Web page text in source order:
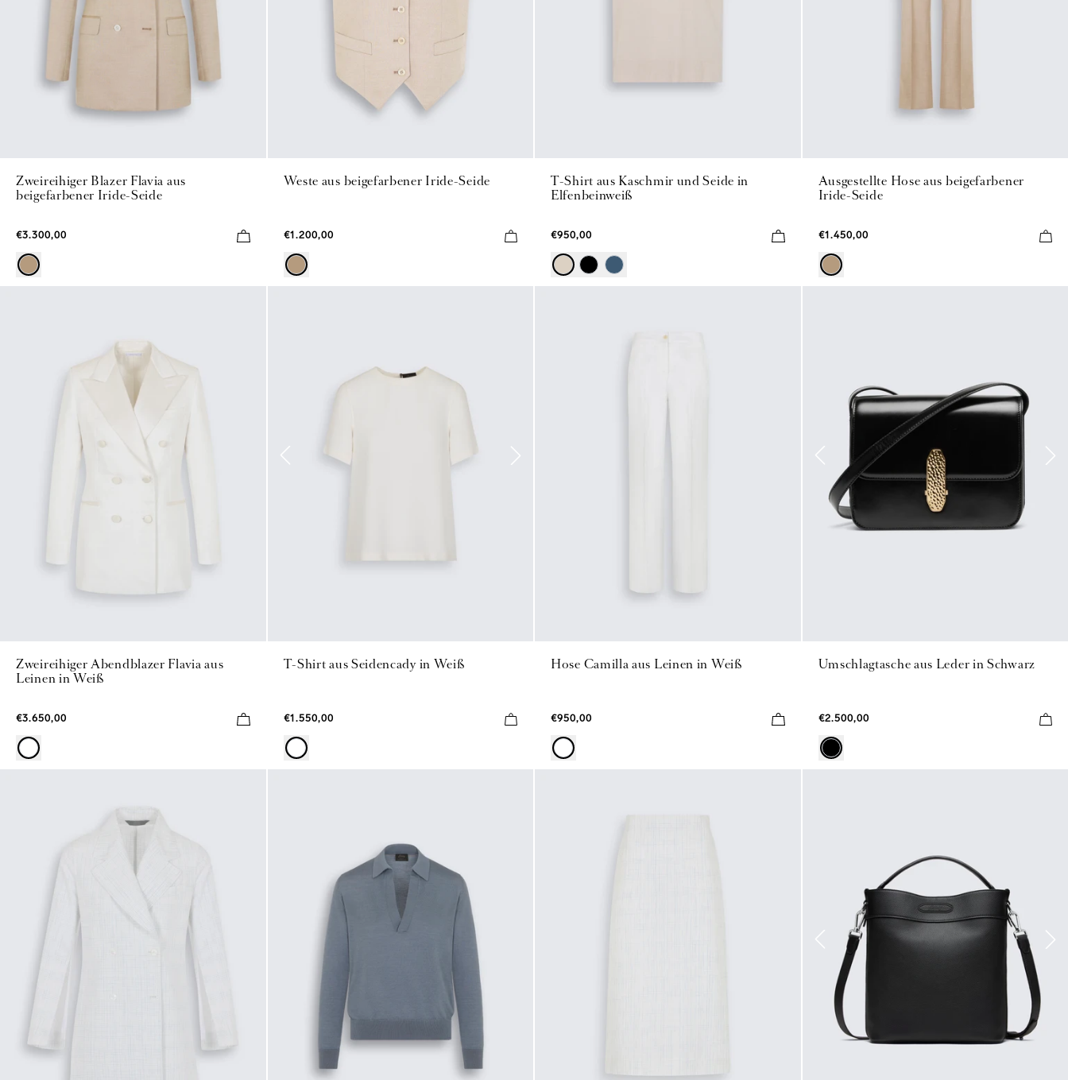
Zweireihiger Blazer Flavia aus
beigefarbener Iride-Seide
€3.300,00
Weste aus beigefarbener Iride-Seide
€1.200,00
T-Shirt aus Kaschmir und Seide in
Elfenbeinweiß
€950,00
Ausgestellte Hose aus beigefarbener
Iride-Seide
€1.450,00
Zweireihiger Abendblazer Flavia aus
Leinen in Weiß
€3.650,00
T-Shirt aus Seidencady in Weiß
€1.550,00
Hose Camilla aus Leinen in Weiß
€950,00
Umschlagtasche aus Leder in Schwarz
€2.500,00